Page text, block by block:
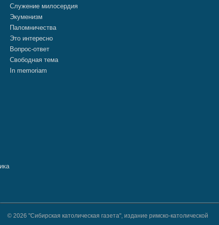
Служение милосердия
Экуменизм
Паломничества
Это интересно
Вопрос-ответ
Свободная тема
In memoriam
© 2026 "Сибирская католическая газета", издание римско-католической